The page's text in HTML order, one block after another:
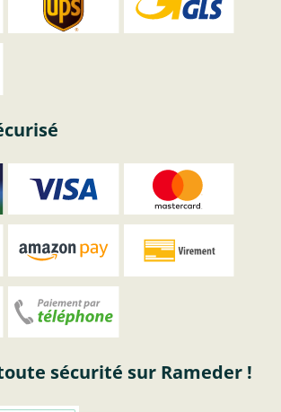
sécurité sur Rameder !